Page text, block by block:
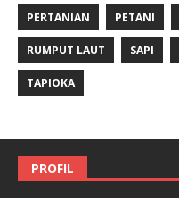
PERTANIAN PETANI
RUMPUT LAUT SAPI
TAPIOKA
PROFIL